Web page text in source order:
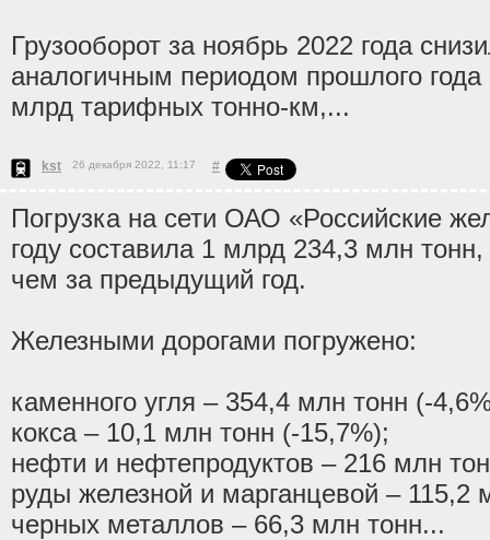
Грузооборот за ноябрь 2022 года
аналогичным периодом прошлого
млрд тарифных тонно-км,...
kst 26 декабря 2022, 11:17 #
Погрузка на сети ОАО «Российские
году составила 1 млрд 234,3 млн
чем за предыдущий год.
Железными дорогами погружено:
каменного угля – 354,4 млн тонн (-
кокса – 10,1 млн тонн (-15,7%);
нефти и нефтепродуктов – 216 млн
руды железной и марганцевой – 115,2
черных металлов – 66,3 млн тонн...